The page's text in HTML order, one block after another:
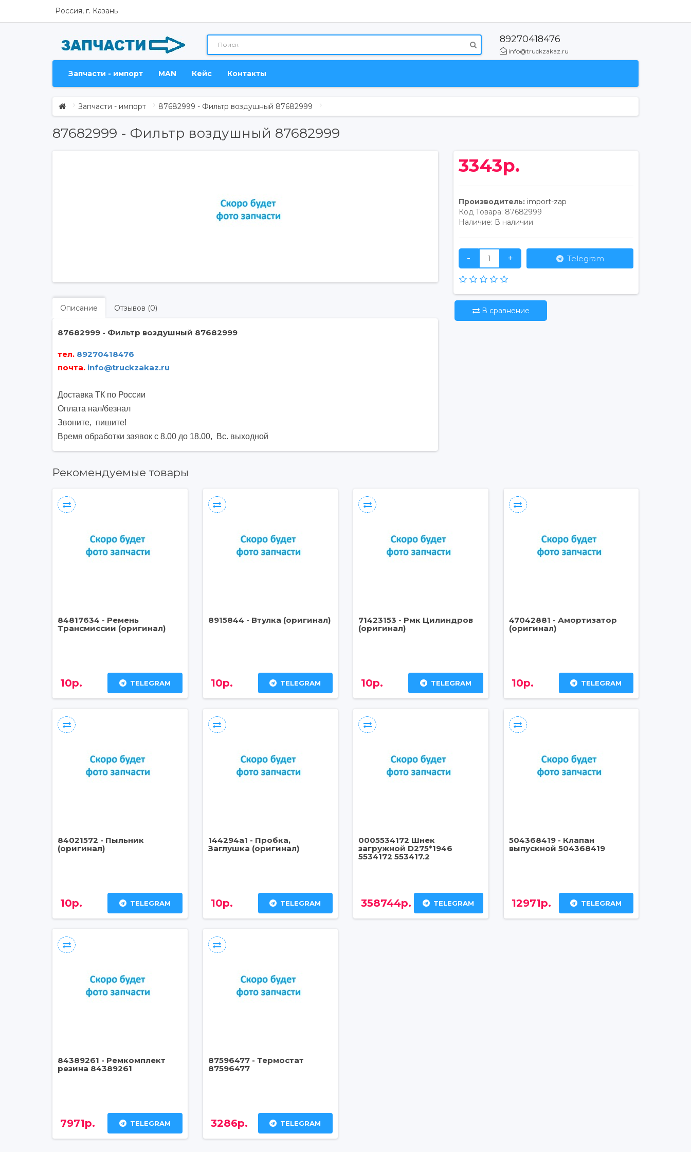
Россия, г. Казань
89270418476
info@truckzakaz.ru
Запчасти - импорт MAN Кейс Контакты
Запчасти - импорт 87682999 - Фильтр воздушный 87682999
87682999 - Фильтр воздушный 87682999
Описание Отзывов (0)
87682999 - Фильтр воздушный 87682999
тел. 89270418476
почта. info@truckzakaz.ru
Доставка ТК по России
Оплата нал/безнал
Звоните, пишите!
Время обработки заявок с 8.00 до 18.00, Вс. выходной
3343р.
Производитель: import-zap
Код Товара: 87682999
Наличие: В наличии
- + Telegram
В сравнение
Рекомендуемые товары
84817634 - Ремень
Трансмиссии (оригинал)
10р. TELEGRAM
8915844 - Втулка (оригинал)
10р. TELEGRAM
71423153 - Рмк Цилиндров
(оригинал)
10р. TELEGRAM
47042881 - Амортизатор
(оригинал)
10р. TELEGRAM
84021572 - Пыльник
(оригинал)
10р. TELEGRAM
144294a1 - Пробка,
Заглушка (оригинал)
10р. TELEGRAM
0005534172 Шнек
загружной D275*1946
5534172 553417.2
358744р. TELEGRAM
504368419 - Клапан
выпускной 504368419
12971р. TELEGRAM
84389261 - Ремкомплект
резина 84389261
7971р. TELEGRAM
87596477 - Термостат
87596477
3286р. TELEGRAM